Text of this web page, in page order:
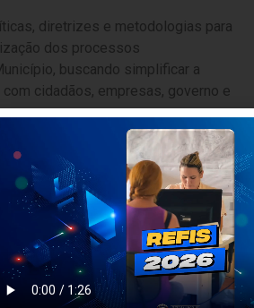
diretrizes e metodologias para
dos processos
buscando simplificar a
cidadãos, empresas, governo e
normativa e a supervisão
entre o Poder Executivo e
civil; e
correlatas.